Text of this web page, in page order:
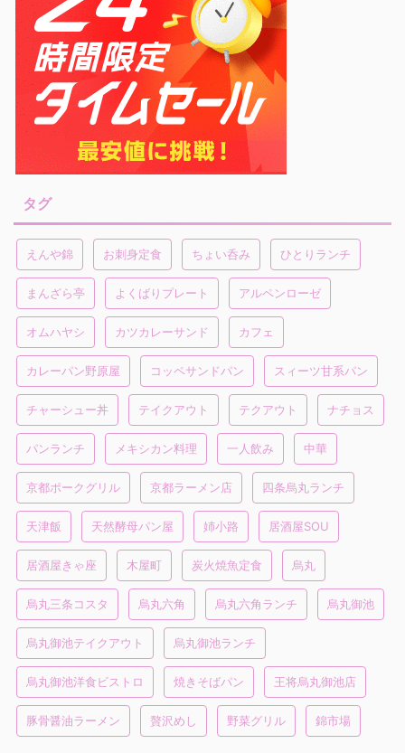
タグ
えんや錦 お刺身定食 ちょい呑み ひとりランチ
まんざら亭 よくばりプレート アルペンローゼ
オムハヤシ カツカレーサンド カフェ
カレーパン野原屋 コッペサンドパン スィーツ甘系パン
チャーシュー丼 テイクアウト テクアウト ナチョス
パンランチ メキシカン料理 一人飲み 中華
京都ポークグリル 京都ラーメン店 四条烏丸ランチ
天津飯 天然酵母パン屋 姉小路 居酒屋SOU
居酒屋きゃ座 木屋町 炭火焼魚定食 烏丸
烏丸三条コスタ 烏丸六角 烏丸六角ランチ 烏丸御池
烏丸御池テイクアウト 烏丸御池ランチ
烏丸御池洋食ビストロ 焼きそばパン 王将烏丸御池店
豚骨醤油ラーメン 贅沢めし 野菜グリル 錦市場